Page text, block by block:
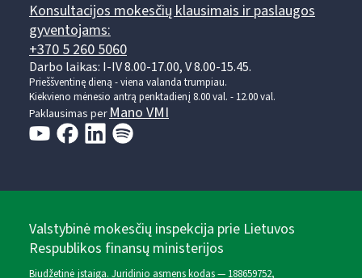
Konsultacijos mokesčių klausimais ir paslaugos
gyventojams:
+370 5 260 5060
Darbo laikas: I-IV 8.00-17.00, V 8.00-15.45.
Prieššventinę dieną - viena valanda trumpiau.
Kiekvieno mėnesio antrą penktadienį 8.00 val. - 12.00 val.
Paklausimas perMano VMI
Valstybinė mokesčių inspekcija prie Lietuvos
Respublikos finansų ministerijos
Biudžetinė įstaiga. Juridinio asmens kodas — 188659752,